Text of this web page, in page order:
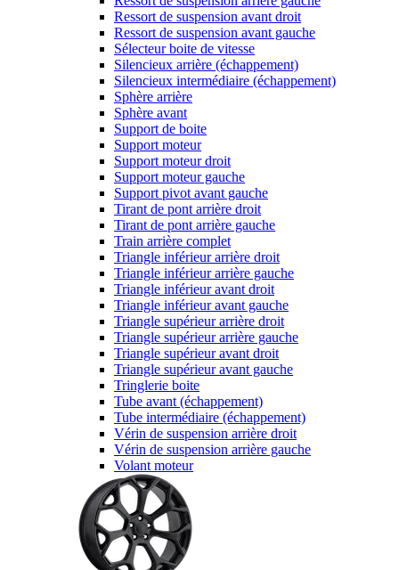
Ressort de suspension avant droit
Ressort de suspension avant gauche
Sélecteur boite de vitesse
Silencieux arrière (échappement)
Silencieux intermédiaire (échappement)
Sphère arrière
Sphère avant
Support de boite
Support moteur
Support moteur droit
Support moteur gauche
Support pivot avant gauche
Tirant de pont arrière droit
Tirant de pont arrière gauche
Train arrière complet
Triangle inférieur arrière droit
Triangle inférieur arrière gauche
Triangle inférieur avant droit
Triangle inférieur avant gauche
Triangle supérieur arrière droit
Triangle supérieur arrière gauche
Triangle supérieur avant droit
Triangle supérieur avant gauche
Tringlerie boite
Tube avant (échappement)
Tube intermédiaire (échappement)
Vérin de suspension arrière droit
Vérin de suspension arrière gauche
Volant moteur